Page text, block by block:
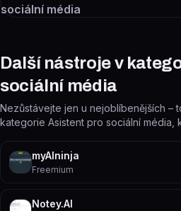
sociální média
Další nástroje v
sociální média
Nezůstávejte jen u nejoblíbenějších –
kategorie Asistent pro sociální média,
myAIninja
Freemium
Notey.AI